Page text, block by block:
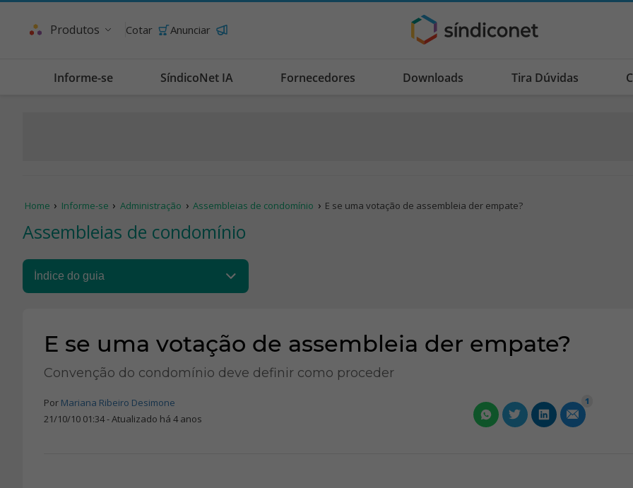
Produtos Cotar Anunciar
Informe-se SíndicoNet IA Fornecedores Downloads Tira Dúvidas
Home Informe-se Administração Assembleias de condomínio E se uma votação de assembleia der empate?
Assembleias de condomínio
E se uma votação de assembleia der empate?
Convenção do condomínio deve definir como proceder
Por Mariana Ribeiro Desimone
21/10/10 01:34 - Atualizado há 4 anos
1